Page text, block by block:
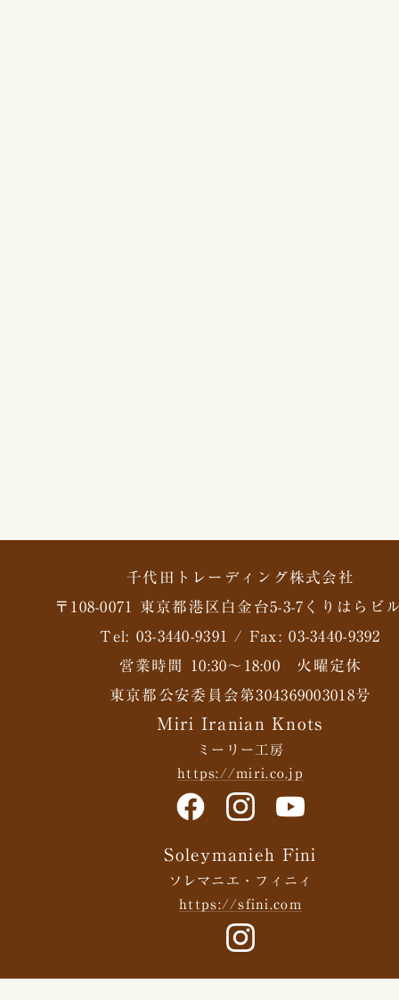
千代田トレーディング株式会社
〒108-0071 東京都港区白金台5-3-7くりはらビ
Tel: 03-3440-9391 / Fax: 03-3440-9392
営業時間 10:30〜18:00 火曜定休
東京都公安委員会第304369003018号
Miri Iranian Knots
ミーリー工房
https://miri.co.jp
Soleymanieh Fini
ソレマニエ・フィニィ
https://sfini.com